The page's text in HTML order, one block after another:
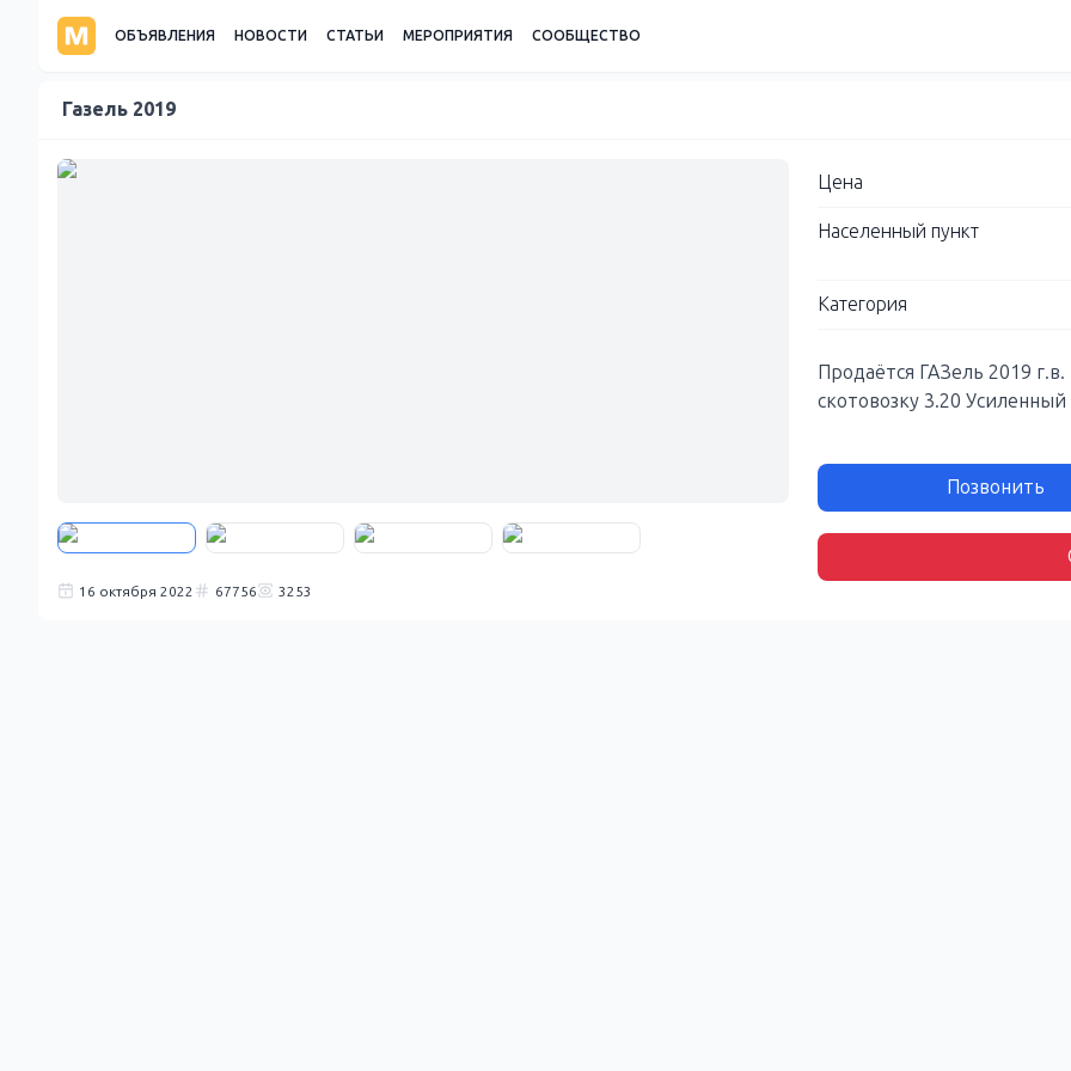
ОБЪЯВЛЕНИЯ НОВОСТИ СТАТЬИ МЕРОПРИЯТИЯ СООБЩЕСТВО
Газель 2019
Цена
Населенный пункт
Категория
Продаётся ГАЗель 2019
скотовозку 3.20
Позвонить
16 октября 2022 67756 3253